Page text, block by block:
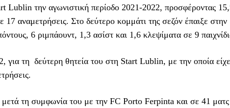
Lublin την αγωνιστική περίοδο 2021-2022, προσφέροντας
αναμετρήσεις. Στο δεύτερο κομμάτι της σεζόν έπαιξε στην
6 ριμπάουντ, 1,3 ασίστ και 1,6 κλεψίματα σε 9
για τη δεύτερη θητεία του στη Start Lublin, με την οποία
τη συμφωνία του με την FC Porto Ferpinta και σε 41